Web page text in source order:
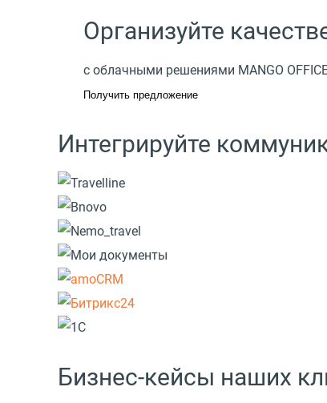
Организуйте
с облачными решениями MANGO
Получить предложение
Интегрируйте
Бизнес-кейсы наших